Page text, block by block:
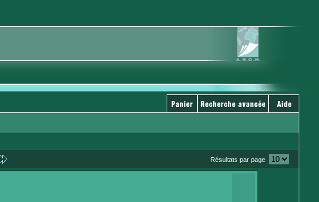
Résultats par page